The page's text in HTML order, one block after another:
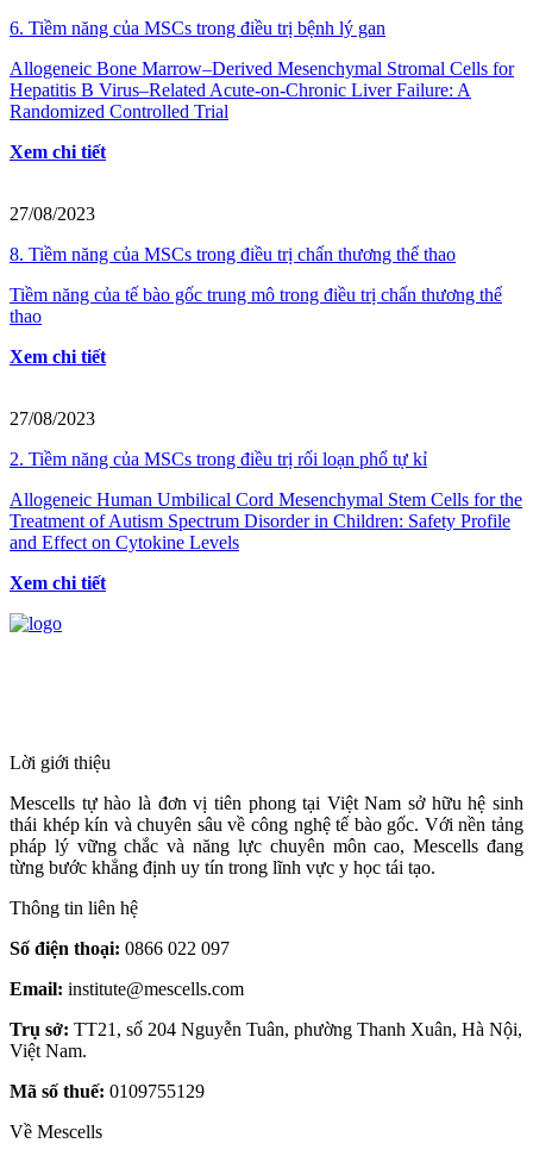
6. Tiềm năng của MSCs trong điều trị bệnh lý gan
Allogeneic Bone Marrow–Derived Mesenchymal Stromal Cells for
Hepatitis B Virus–Related Acute-on-Chronic Liver Failure: A
Randomized Controlled Trial
Xem chi tiết
27/08/2023
8. Tiềm năng của MSCs trong điều trị chấn thương thể thao
Tiềm năng của tế bào gốc trung mô trong điều trị chấn thương thể
thao
Xem chi tiết
27/08/2023
2. Tiềm năng của MSCs trong điều trị rối loạn phổ tự kỉ
Allogeneic Human Umbilical Cord Mesenchymal Stem Cells for the
Treatment of Autism Spectrum Disorder in Children: Safety Profile
and Effect on Cytokine Levels
Xem chi tiết
Lời giới thiệu
Mescells tự hào là đơn vị tiên phong tại Việt Nam sở hữu hệ sinh
thái khép kín và chuyên sâu về công nghệ tế bào gốc. Với nền tảng
pháp lý vững chắc và năng lực chuyên môn cao, Mescells đang
từng bước khẳng định uy tín trong lĩnh vực y học tái tạo.
Thông tin liên hệ
Số điện thoại: 0866 022 097
Email: institute@mescells.com
Trụ sở: TT21, số 204 Nguyễn Tuân, phường Thanh Xuân, Hà Nội,
Việt Nam.
Mã số thuế: 0109755129
Về Mescells